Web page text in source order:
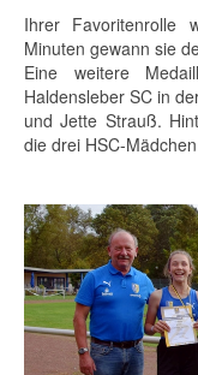
Ihrer Favoritenrolle
Minuten gewann sie
Eine weitere
Haldensleber SC in
und Jette Strauß.
die drei HSC-